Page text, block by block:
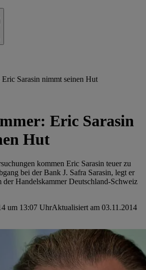
Sarasin nimmt seinen Hut
Eric Sarasin
Hut
kommen Eric Sarasin teuer zu
bei der Bank J. Safra Sarasin, legt er
der Handelskammer Deutschland-Schweiz
um 13:07 UhrAktualisiert am 03.11.2014